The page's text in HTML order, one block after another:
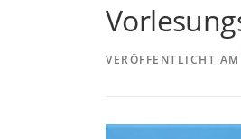
VERÖFFENTLICHT AM